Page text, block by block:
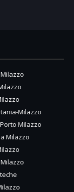
Milazzo
Milazzo
Milazzo